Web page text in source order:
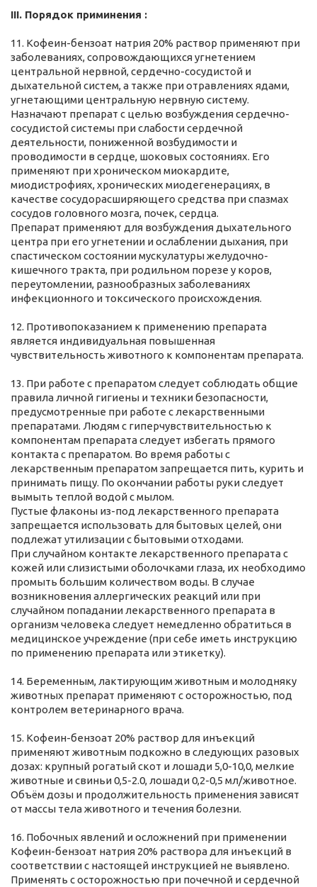
III. Порядок приминения :
11. Кофеин-бензоат натрия 20% раствор применяют при
заболеваниях, сопровождающихся угнетением
центральной нервной, сердечно-сосудистой и
дыхательной систем, а также при отравлениях ядами,
угнетающими центральную нервную систему.
Назначают препарат с целью возбуждения сердечно-
сосудистой системы при слабости сердечной
деятельности, пониженной возбудимости и
проводимости в сердце, шоковых состояниях. Его
применяют при хроническом миокардите,
миодистрофиях, хронических миодегенерациях, в
качестве сосудорасширяющего средства при спазмах
сосудов головного мозга, почек, сердца.
Препарат применяют для возбуждения дыхательного
центра при его угнетении и ослаблении дыхания, при
спастическом состоянии мускулатуры желудочно-
кишечного тракта, при родильном порезе у коров,
переутомлении, разнообразных заболеваниях
инфекционного и токсического происхождения.
12. Противопоказанием к применению препарата
является индивидуальная повышенная
чувствительность животного к компонентам препарата.
13. При работе с препаратом следует соблюдать общие
правила личной гигиены и техники безопасности,
предусмотренные при работе с лекарственными
препаратами. Людям с гиперчувствительностью к
компонентам препарата следует избегать прямого
контакта с препаратом. Во время работы с
лекарственным препаратом запрещается пить, курить и
принимать пищу. По окончании работы руки следует
вымыть теплой водой с мылом.
Пустые флаконы из-под лекарственного препарата
запрещается использовать для бытовых целей, они
подлежат утилизации с бытовыми отходами.
При случайном контакте лекарственного препарата с
кожей или слизистыми оболочками глаза, их необходимо
промыть большим количеством воды. В случае
возникновения аллергических реакций или при
случайном попадании лекарственного препарата в
организм человека следует немедленно обратиться в
медицинское учреждение (при себе иметь инструкцию
по применению препарата или этикетку).
14. Беременным, лактирующим животным и молодняку
животных препарат применяют с осторожностью, под
контролем ветеринарного врача.
15. Кофеин-бензоат 20% раствор для инъекций
применяют животным подкожно в следующих разовых
дозах: крупный рогатый скот и лошади 5,0-10,0, мелкие
животные и свиньи 0,5-2.0, лошади 0,2-0,5 мл/животное.
Объём дозы и продолжительность применения зависят
от массы тела животного и течения болезни.
16. Побочных явлений и осложнений при применении
Кофеин-бензоат натрия 20% раствора для инъекций в
соответствии с настоящей инструкцией не выявлено.
Применять с осторожностью при почечной и сердечной